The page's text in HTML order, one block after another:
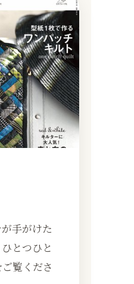
手がけた
とつひと
覧くださ